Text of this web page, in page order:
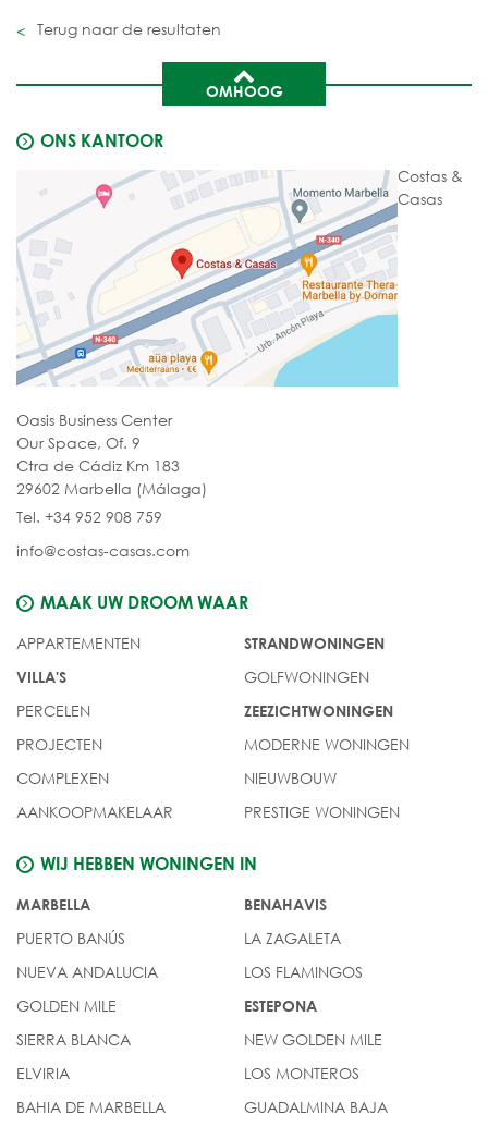
Terug naar de resultaten
OMHOOG
ONS KANTOOR
Costas &
Casas
Oasis Business Center
Our Space, Of. 9
Ctra de Cádiz Km 183
29602 Marbella (Málaga)
Tel. +34 952 908 759
info@costas-casas.com
MAAK UW DROOM WAAR
APPARTEMENTEN
VILLA'S
PERCELEN
PROJECTEN
COMPLEXEN
AANKOOPMAKELAAR
STRANDWONINGEN
GOLFWONINGEN
ZEEZICHTWONINGEN
MODERNE WONINGEN
NIEUWBOUW
PRESTIGE WONINGEN
WIJ HEBBEN WONINGEN IN
MARBELLA
PUERTO BANÚS
NUEVA ANDALUCIA
GOLDEN MILE
SIERRA BLANCA
ELVIRIA
BAHIA DE MARBELLA
BENAHAVIS
LA ZAGALETA
LOS FLAMINGOS
ESTEPONA
NEW GOLDEN MILE
LOS MONTEROS
GUADALMINA BAJA